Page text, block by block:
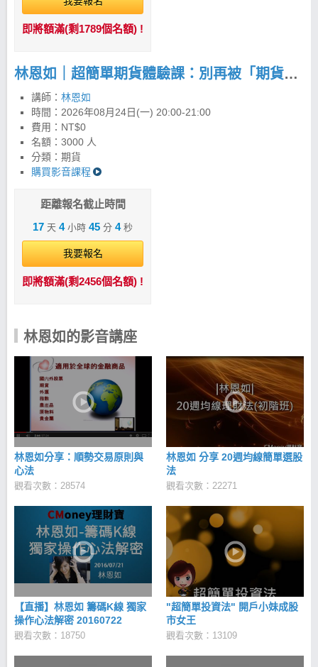
即將額滿(剩1789個名額) !
林恩如｜超簡單期貨體驗課：別再被「期貨很危險」限制你的獲利！
講師： 林恩如
時間： 2026年08月24日(一) 20:00-21:00
費用：NT$0
名額：3000 人
分類：期貨
購買影音課程
距離報名截止時間
17 天 4小時 45 分 3秒
我要報名
即將額滿(剩2456個名額) !
林恩如的影音講座
林恩如分享：順勢交易原則與
心法
觀看次數：28574
林恩如 分享 20週均線簡單選股
法
觀看次數：22271
【直播】林恩如 籌碼K線 獨家
操作心法解密 20160722
觀看次數：18750
"超簡單投資法" 開戶小妹成股
市女王
觀看次數：13109